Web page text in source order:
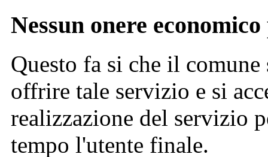
Nessun onere
Questo fa si che il
offrire tale servizio e si
realizzazione del servizio
tempo l'utente finale.